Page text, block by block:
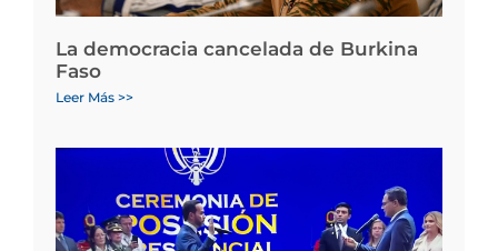
La democracia cancelada de Burkina
Faso
Leer Más >>